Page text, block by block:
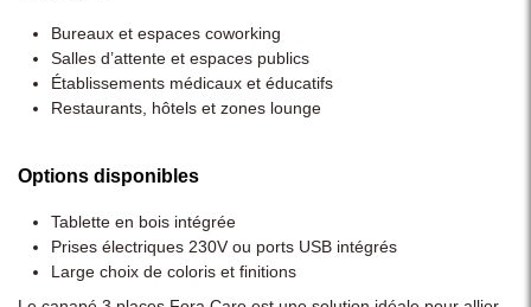
Bureaux et espaces coworking
Salles d’attente et espaces publics
Établissements médicaux et éducatifs
Restaurants, hôtels et zones lounge
Options disponibles
Tablette en bois intégrée
Prises électriques 230V ou ports USB intégrés
Large choix de coloris et finitions